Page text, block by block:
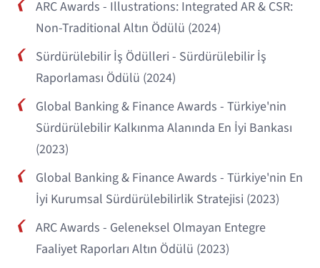
ARC Awards - Illustrations: Integrated AR & CSR:
Non-Traditional Altın Ödülü (2024)
Sürdürülebilir İş Ödülleri - Sürdürülebilir İş
Raporlaması Ödülü (2024)
Global Banking & Finance Awards - Türkiye'nin
Sürdürülebilir Kalkınma Alanında En İyi Bankası
(2023)
Global Banking & Finance Awards - Türkiye'nin En
İyi Kurumsal Sürdürülebilirlik Stratejisi (2023)
ARC Awards - Geleneksel Olmayan Entegre
Faaliyet Raporları Altın Ödülü (2023)